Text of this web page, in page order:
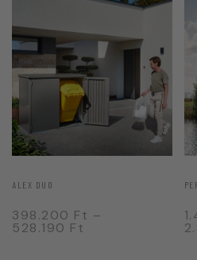
ALEX DUO
398.200 Ft –
528.190 Ft